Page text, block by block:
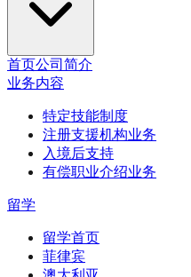
首页公司简介
业务内容
特定技能制度
注册支援机构业务
入境后支持
有偿职业介绍业务
留学
留学首页
菲律宾